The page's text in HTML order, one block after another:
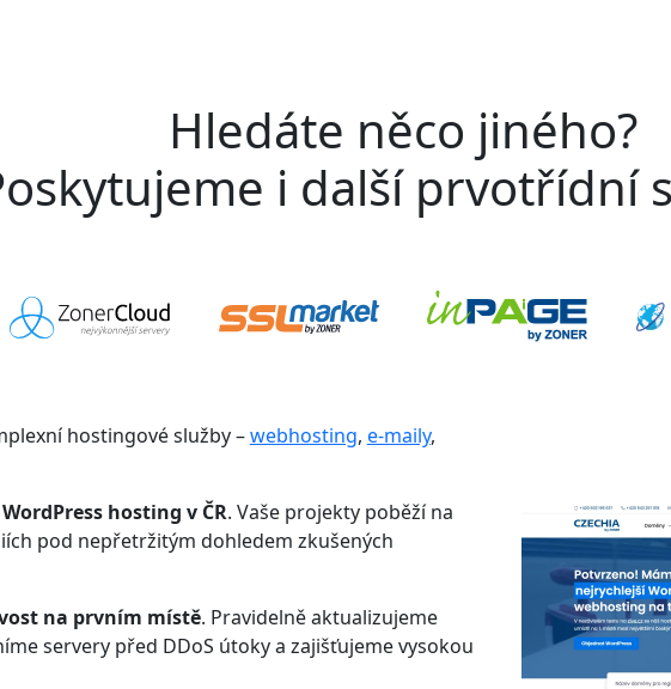
Hledáte něco jiného?
i další prvotřídní
hostingové služby –webhosting, e-maily,
hosting v ČR. Vaše projekty poběží na
pod nepřetržitým dohledem zkušených
na prvním místě. Pravidelně aktualizujeme
servery před DDoS útoky a zajišťujeme vysokou